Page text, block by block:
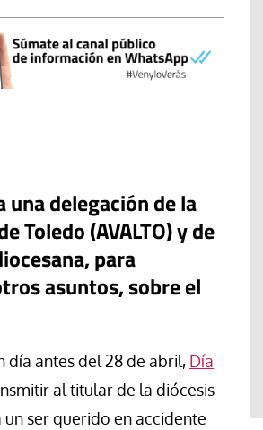
una delegación de la
Toledo (AVALTO) y de
para
asuntos, sobre el
día antes del 28 de abril, Día
al titular de la diócesis
ser querido en accidente
#EstáPasando
“Aquí se está defendiendo la
democracia” afirma Roberto
Saviano ante la comunidad que
resiste el desalojo de Spin Time